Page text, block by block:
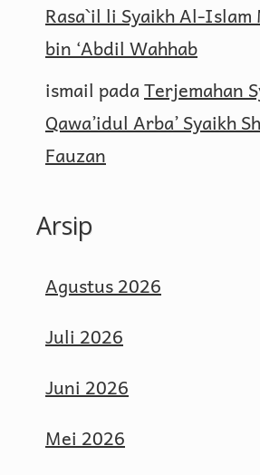
Rasa`il li Syaikh Al-Islam
bin ‘Abdil Wahhab
ismail padaTerjemahan
Qawa’idul Arba’ Syaikh
Fauzan
Arsip
Agustus 2026
Juli 2026
Juni 2026
Mei 2026